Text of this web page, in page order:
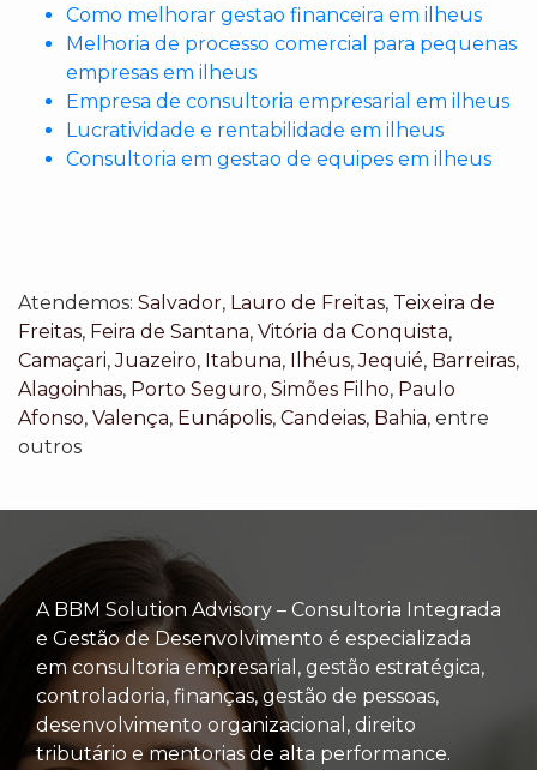
Como melhorar gestao financeira em ilheus
Melhoria de processo comercial para pequenas
empresas em ilheus
Empresa de consultoria empresarial em ilheus
Lucratividade e rentabilidade em ilheus
Consultoria em gestao de equipes em ilheus
Atendemos: Salvador, Lauro de Freitas, Teixeira de
Freitas, Feira de Santana, Vitória da Conquista,
Camaçari,Juazeiro, Itabuna, Ilhéus,Jequié, Barreiras,
Alagoinhas, Porto Seguro, Simões Filho, Paulo
Afonso, Valença, Eunápolis, Candeias, Bahia, entre
outros
A BBM Solution Advisory – Consultoria Integrada
e Gestão de Desenvolvimento é especializada
em consultoria empresarial, gestão estratégica,
controladoria, finanças, gestão de pessoas,
desenvolvimento organizacional, direito
tributário e mentorias de alta performance.